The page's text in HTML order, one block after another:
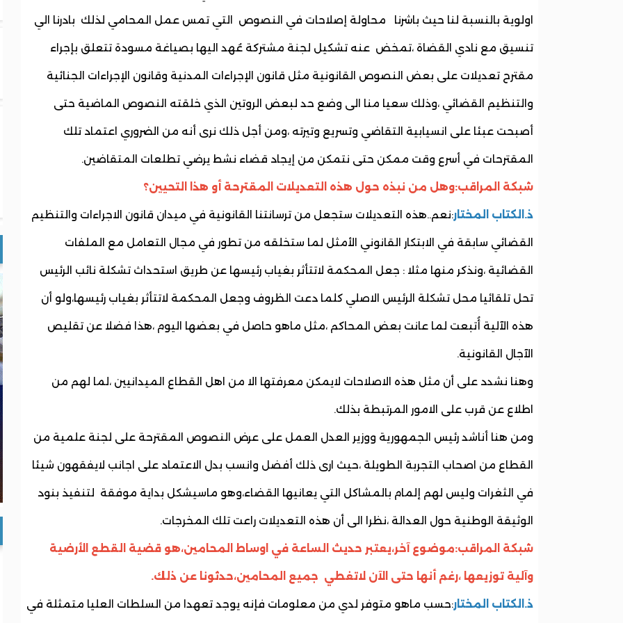
اولوية بالنسبة لنا حيث باشرنا محاولة إصلاحات في النصوص التي تمس عمل المحامي لذلك بادرنا الي
تنسيق مع نادي القضاة ،تمخض عنه تشكيل لجنة مشتركة عُهد اليها بصياغة مسودة تتعلق بإجراء
مقترح تعديلات على بعض النصوص القانونية مثل قانون الإجراءات المدنية وقانون الإجراءات الجنائية
والتنظيم القضائي ،وذلك سعيا منا الى وضع حد لبعض الروتين الذي خلقته النصوص الماضية حتى
أصبحت عبئا على انسيابية التقاضي وتسريع وتيرته ،ومن أجل ذلك نرى أنه من الضروري اعتماد تلك
المقترحات في أسرع وقت ممكن حتى نتمكن من إيجاد قضاء نشط يرضي تطلعات المتقاضين.
شبكة المراقب:وهل من نبذه حول هذه التعديلات المقترحة أو هذا التحيين؟
ذ.الكتاب المختار:نعم..هذه التعديلات ستجعل من ترسانتنا القانونية في ميدان قانون الاجراءات والتنظيم
القضائي سابقة في الابتكار القانوني الأمثل لما ستخلقه من تطور في مجال التعامل مع الملفات
القضائية ،ونذكر منها مثلا : جعل المحكمة لاتتأثر بغياب رئيسها عن طريق استحداث تشكلة نائب الرئيس
تحل تلقائيا محل تشكلة الرئيس الاصلي كلما دعت الظروف وجعل المحكمة لاتتأثر بغياب رئيسها،ولو أن
هذه الآلية أُتبعت لما عانت بعض المحاكم ،مثل ماهو حاصل في بعضها اليوم ،هذا فضلا عن تقليص
الآجال القانونية.
وهنا نشدد على أن مثل هذه الاصلاحات لايمكن معرفتها الا من اهل القطاع الميدانيين ،لما لهم من
اطلاع عن قرب على الامور المرتبطة بذلك.
ومن هنا أناشد رئيس الجمهورية ووزير العدل العمل على عرض النصوص المقترحة على لجنة علمية من
القطاع من اصحاب التجربة الطويلة ،حيث ارى ذلك أفضل وانسب بدل الاعتماد على اجانب لايفقهون شيئا
في الثغرات وليس لهم إلمام بالمشاكل التي يعانيها القضاء،وهو ماسيشكل بداية موفقة لتنفيذ بنود
الوثيقة الوطنية حول العدالة ،نظرا الى أن هذه التعديلات راعت تلك المخرجات.
شبكة المراقب:موضوع آخر،يعتبر حديث الساعة في اوساط المحامين،هو قضية القطع الأرضية
وآلية توزيعها ،رغم أنها حتى الآن لاتغطي جميع المحامين،حدثونا عن ذلك.
ذ.الكتاب المختار:حسب ماهو متوفر لدي من معلومات فإنه يوجد تعهدا من السلطات العليا متمثلة في